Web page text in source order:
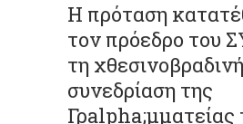
Η πρόταση
τον πρόεδρο του
τη χθεσινοβραδινή
συνεδρίαση της
Γρalpha;μματείας